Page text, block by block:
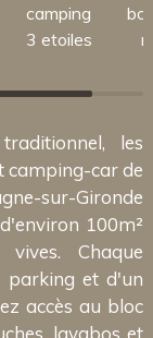
camping
3 etoiles
les
camping-car de
sur-Gironde
100m²
Chaque
parking et d'un
accès au bloc
lavabos et